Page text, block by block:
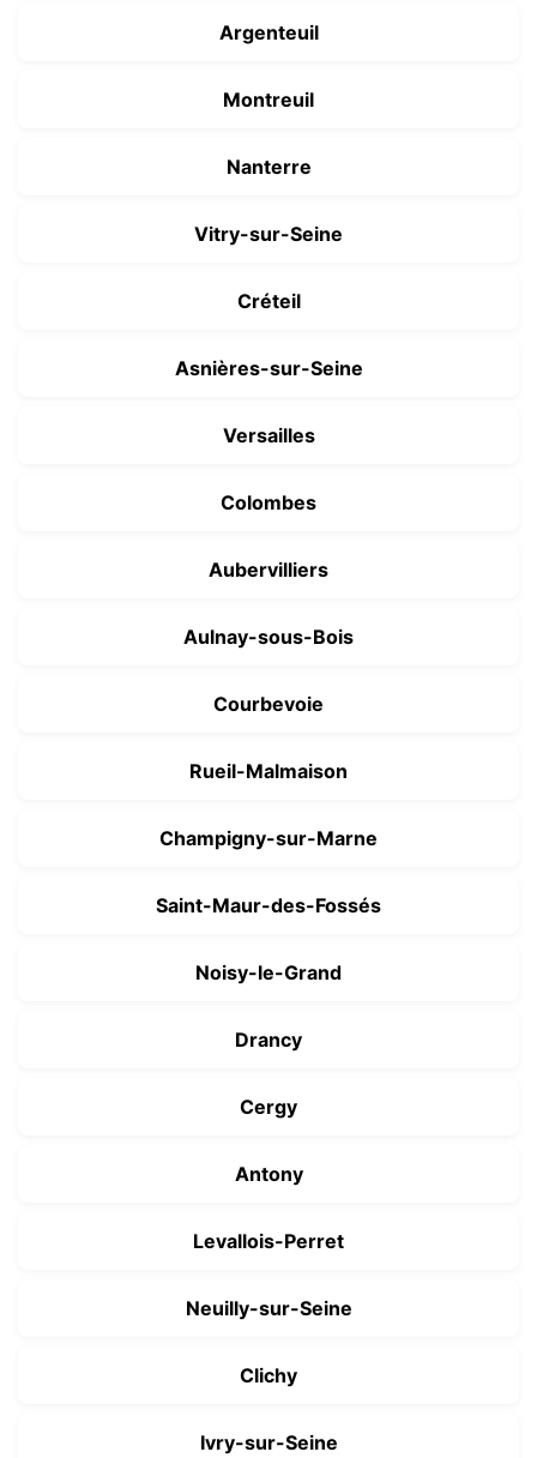
Argenteuil
Montreuil
Nanterre
Vitry-sur-Seine
Créteil
Asnières-sur-Seine
Versailles
Colombes
Aubervilliers
Aulnay-sous-Bois
Courbevoie
Rueil-Malmaison
Champigny-sur-Marne
Saint-Maur-des-Fossés
Noisy-le-Grand
Drancy
Cergy
Antony
Levallois-Perret
Neuilly-sur-Seine
Clichy
Ivry-sur-Seine